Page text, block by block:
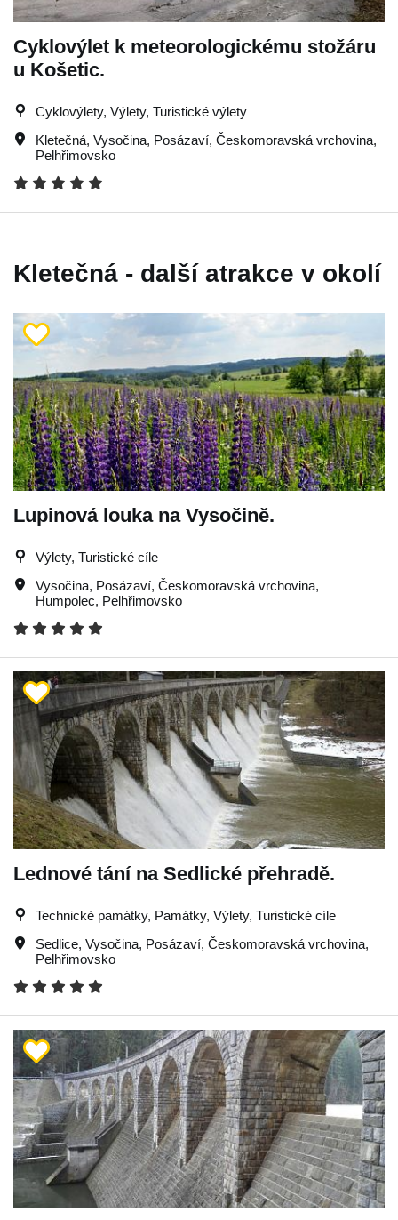
Cyklovýlet k meteorologickému stožáru
u Košetic.
Cyklovýlety, Výlety, Turistické výlety
Kletečná, Vysočina, Posázaví, Českomoravská vrchovina,
Pelhřimovsko
Kletečná - další atrakce v okolí
Lupinová louka na Vysočině.
Výlety, Turistické cíle
Vysočina, Posázaví, Českomoravská vrchovina,
Humpolec, Pelhřimovsko
Lednové tání na Sedlické přehradě.
Technické památky, Památky, Výlety, Turistické cíle
Sedlice, Vysočina, Posázaví, Českomoravská vrchovina,
Pelhřimovsko